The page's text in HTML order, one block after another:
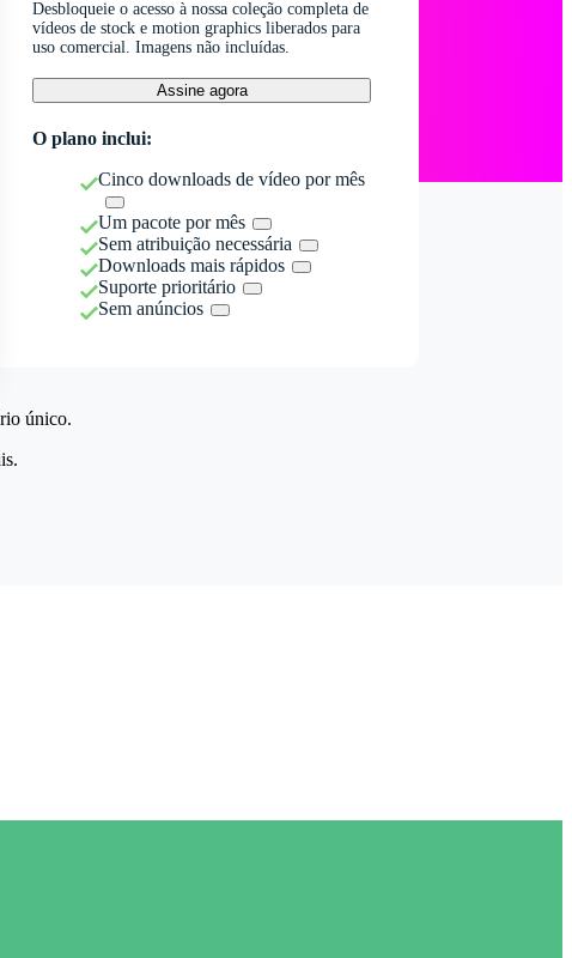
Desbloqueie o acesso à nossa coleção completa de
vídeos de stock e motion graphics liberados para
uso comercial. Imagens não incluídas.
Assine agora
O plano inclui:
Cinco downloads de vídeo por mês
Um pacote por mês
Sem atribuição necessária
Downloads mais rápidos
Suporte prioritário
Sem anúncios
único.